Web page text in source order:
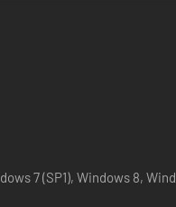
7 (SP1), Windows 8,